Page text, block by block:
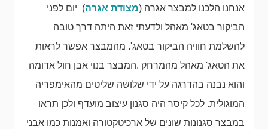
אנחנו הלכנו למבצר אגרה (מצודת אגרה) יום לפני
הביקור בטאג' מאהל ולדעתי זאת היתה דרך טובה
להשלמת חוויה הביקור בטאג'. מהמבצר אפשר לראות
את הטאג' מאהל מהמרחק .המבצר בנוי אבן חול אדומה
והוא נבנה בהדרגה על ידי שלושה שליטים מהאימפריה
המוגולית. לכל קיסר היה סגנון עיצוב מועדף ולכן תראו
במבצר סגנונות שונים של ארכיטקטורה ואמנות כמו אבני